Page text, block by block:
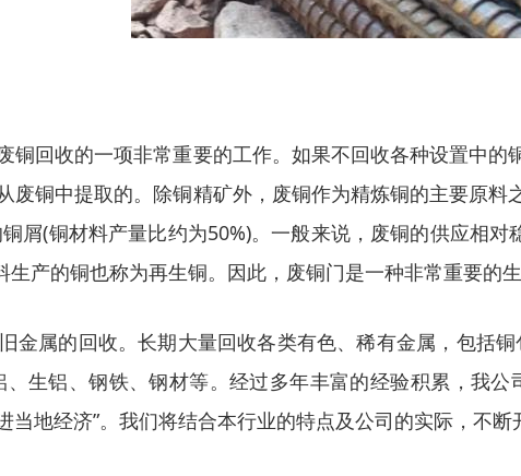
铜回收的一项非常重要的工作。如果不回收各种设置中
废铜中提取的。除铜精矿外，废铜作为精炼铜的主要原
屑(铜材料产量比约为50%)。一般来说，废铜的供应相
产的铜也称为再生铜。因此，废铜门是一种非常重要的
金属的回收。长期大量回收各类有色、稀有金属，包括
生铝、钢铁、钢材等。经过多年丰富的经验积累，我
地经济”。我们将结合本行业的特点及公司的实际，不断